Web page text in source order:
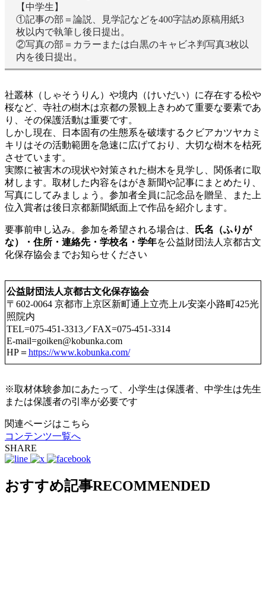
【中学生】
①記事の部＝論説、見学記などを400字詰め原稿用紙3
枚以内で執筆し後日提出。
②写真の部＝カラーまたは白黒のキャビネ判写真3枚以
内を後日提出。
社叢林（しゃそうりん）や境内（けいだい）に存在する松や
桜など、寺社の樹木は京都の景観上きわめて重要な要素であ
り、その保護活動は重要です。
しかし現在、日本固有の生態系を破壊するクビアカツヤカミ
キリはその活動範囲を急速に広げており、大切な樹木を枯死
させています。
実際に被害木の現状や対策された樹木を見学し、関係者に取
材します。取材した内容をはがき新聞や記事にまとめたり、
写真にしてみましょう。参加者全員に記念品を贈呈、また上
位入賞者は後日京都新聞紙面上で作品を紹介します。
要事前申し込み。参加を希望される場合は、
⽒名（ふりが
な）・住所・連絡先・学校名・学年を公益財団法人京都古文
化保存協会までお知らせください
公益財団法人京都古文化保存協会
〒602-0064 京都市上京区新町通上立売上ル安楽小路町425光
照院内
TEL=075-451-3313／FAX=075-451-3314
E-mail=goiken@kobunka.com
HP＝ https://www.kobunka.com/
※取材体験参加にあたって、小学生は保護者、中学生は先生
または保護者の引率が必要です
関連ページはこちら
コンテンツ一覧へ
SHARE
おすすめ記事RECOMMENDED